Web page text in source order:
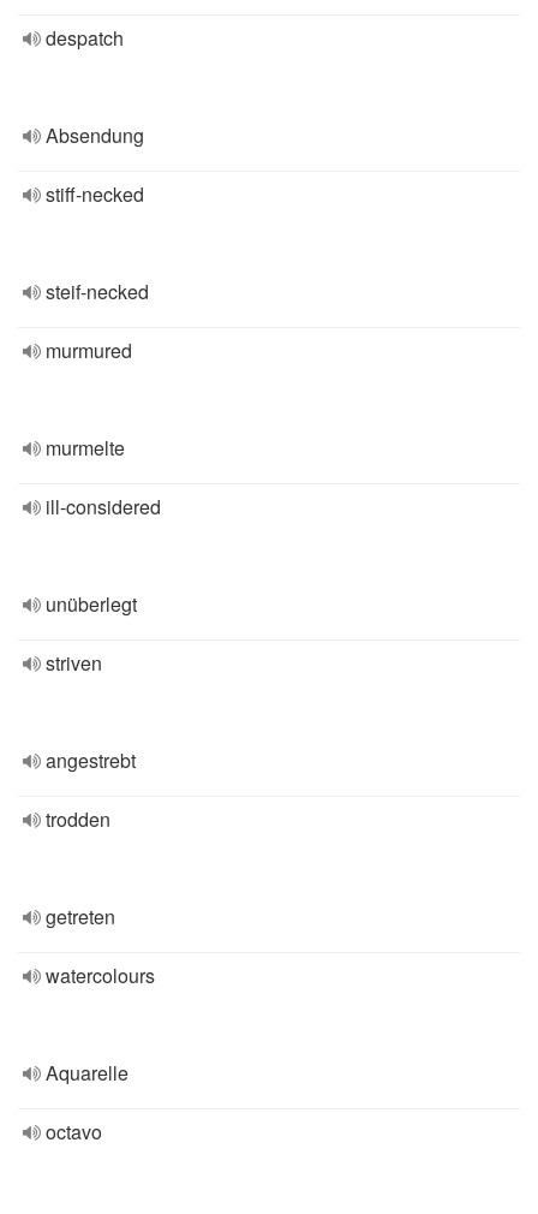
despatch
Absendung
stiff-necked
steif-necked
murmured
murmelte
ill-considered
unüberlegt
striven
angestrebt
trodden
getreten
watercolours
Aquarelle
octavo